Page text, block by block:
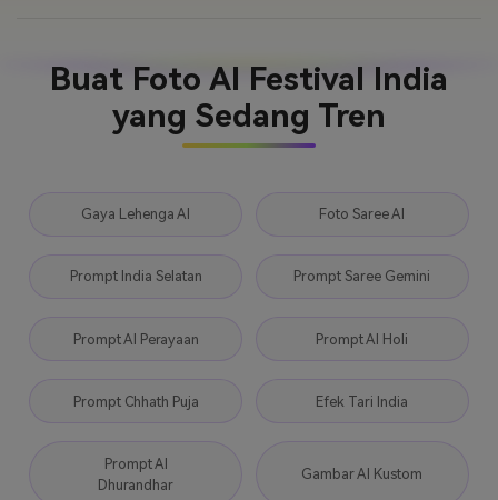
Buat Foto AI Festival India
yang Sedang Tren
Gaya Lehenga AI Foto Saree AI
Prompt India Selatan Prompt Saree Gemini
Prompt AI Perayaan Prompt AI Holi
Prompt Chhath Puja Efek Tari India
Prompt AI
Dhurandhar
Gambar AI Kustom